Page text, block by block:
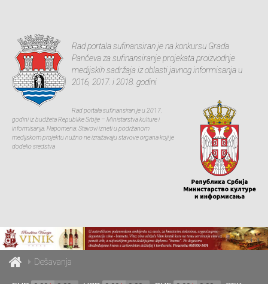
Rad portala sufinansiran je na konkursu Grada
Pančeva za sufinansiranje projekata proizvodnje
medijskih sadržaja iz oblasti javnog informisanja u
2016, 2017. i 2018. godini
Rad portala sufinansiran je u 2017.
godini iz budžeta Republike Srbije – Ministarstva kulture i
informisanja. Napomena: Stavovi izneti u podržanom
medijskom projektu nužno ne izražavaju stavove organa koji je
dodelio sredstva
Dešavanja